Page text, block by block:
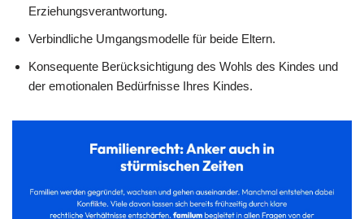
Erziehungsverantwortung.
Verbindliche Umgangsmodelle für beide Eltern.
Konsequente Berücksichtigung des Wohls des Kindes und
der emotionalen Bedürfnisse Ihres Kindes.